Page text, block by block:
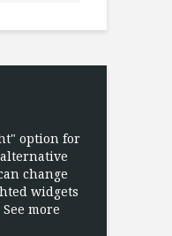
option for
change
widgets
more